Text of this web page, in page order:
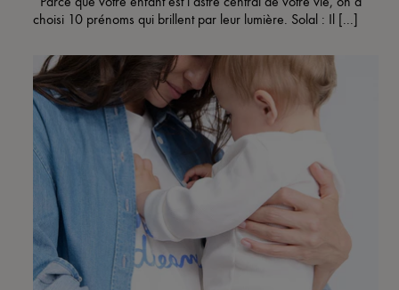
choisi 10 prénoms qui brillent par leur lumière. Solal : Il [...]